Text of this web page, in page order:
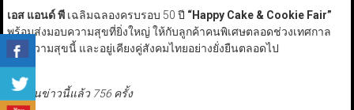
เอส แอนด์ พีเฉลิมฉลองครบรอบ 50 ปี “Happy Cake & Cookie Fair”
พร้อมส่งมอบความสุขที่ยิ่งใหญ่ ให้กับลูกค้าคนพิเศษตลอดช่วงเทศกาล
แห่งความสุขนี้ และอยู่เคียงคู่สังคมไทยอย่างยั่งยืนตลอดไป
มีผู้อ่านข่าวนี้แล้ว 756 ครั้ง